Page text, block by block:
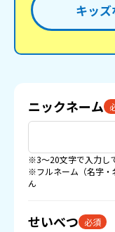
キッズ
ニックネーム
※3〜20文字で入力し
※フルネーム（名字・
ん
せいべつ 必須